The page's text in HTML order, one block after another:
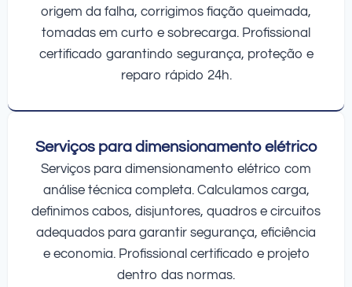
origem da falha, corrigimos fiação queimada,
tomadas em curto e sobrecarga. Profissional
certificado garantindo segurança, proteção e
reparo rápido 24h.
Serviços para dimensionamento elétrico
Serviços para dimensionamento elétrico com
análise técnica completa. Calculamos carga,
definimos cabos, disjuntores, quadros e circuitos
adequados para garantir segurança, eficiência
e economia. Profissional certificado e projeto
dentro das normas.